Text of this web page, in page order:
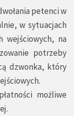
petenci w
w sytuacjach
wejściowych, na
potrzeby
dzwonka, który
możliwe